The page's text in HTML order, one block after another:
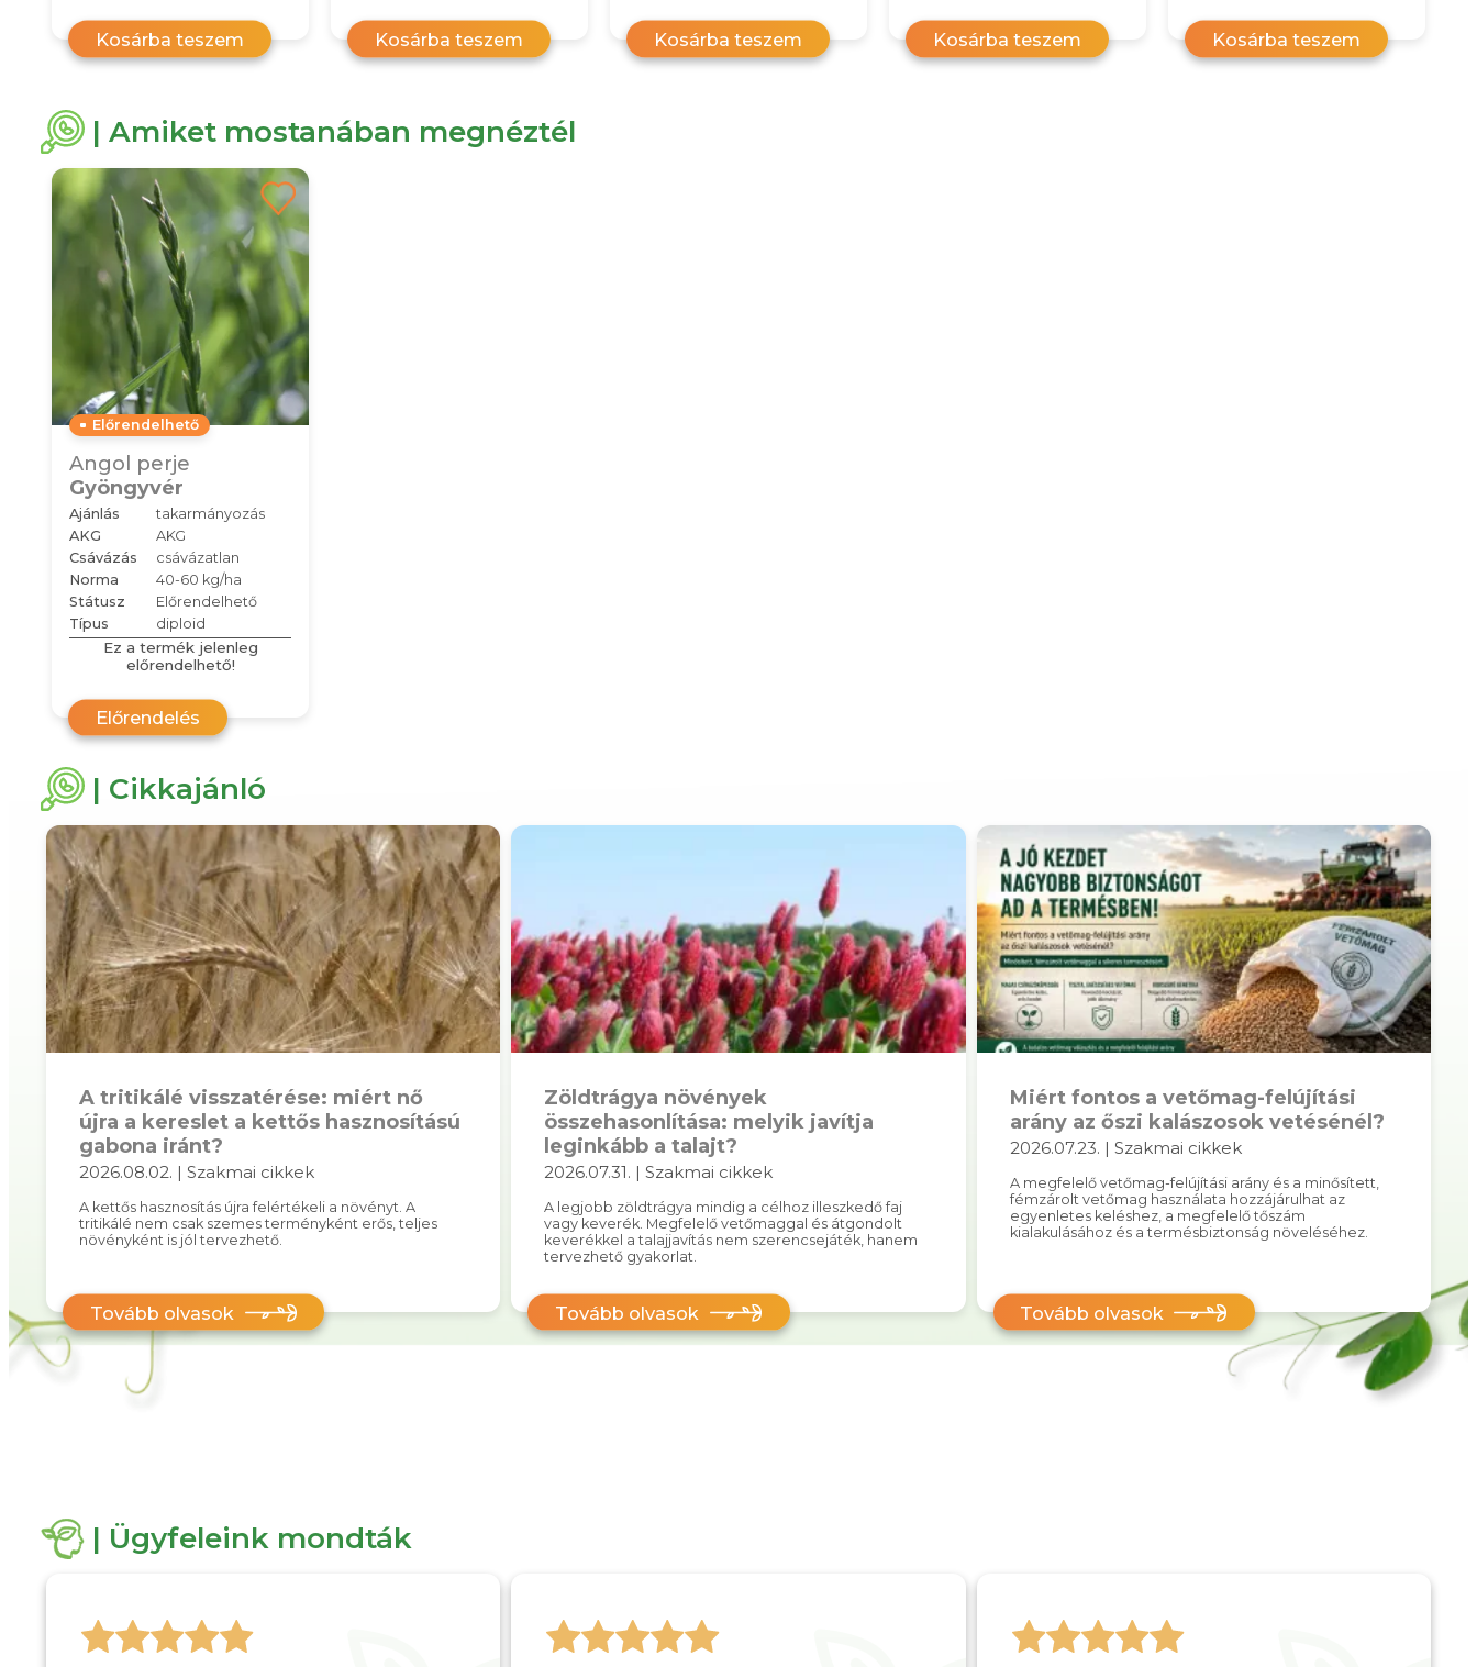
Kosárba teszem Kosárba teszem Kosárba teszem Kosárba teszem Kosárba teszem
| Amiket mostanában megnéztél
Előrendelhető
Angol perje
Gyöngyvér
Ajánlás
takarmányozás
AKG
AKG
Csávázás
csávázatlan
Norma
40-60 kg/ha
Státusz
Előrendelhető
Típus
diploid
Ez a termék jelenleg
előrendelhető!
Előrendelés
| Cikkajánló
A tritikálé visszatérése: miért nő
újra a kereslet a kettős hasznosítású
gabona iránt?
2026.08.02. | Szakmai cikkek
A kettős hasznosítás újra felértékeli a növényt. A
tritikálé nem csak szemes terményként erős, teljes
növényként is jól tervezhető.
Tovább olvasok
Zöldtrágya növények
összehasonlítása: melyik javítja
leginkább a talajt?
2026.07.31. | Szakmai cikkek
A legjobb zöldtrágya mindig a célhoz illeszkedő faj
vagy keverék. Megfelelő vetőmaggal és átgondolt
keverékkel a talajjavítás nem szerencsejáték, hanem
tervezhető gyakorlat.
Tovább olvasok
Miért fontos a vetőmag-felújítási
arány az őszi kalászosok vetésénél?
2026.07.23. | Szakmai cikkek
A megfelelő vetőmag-felújítási arány és a minősített,
fémzárolt vetőmag használata hozzájárulhat az
egyenletes keléshez, a megfelelő tőszám
kialakulásához és a termésbiztonság növeléséhez.
Tovább olvasok
| Ügyfeleink mondták